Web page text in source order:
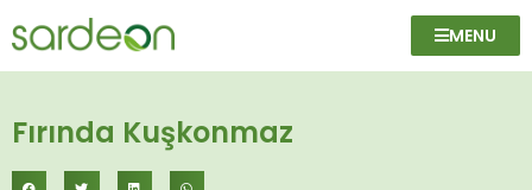
MENU
Fırında Kuşkonmaz